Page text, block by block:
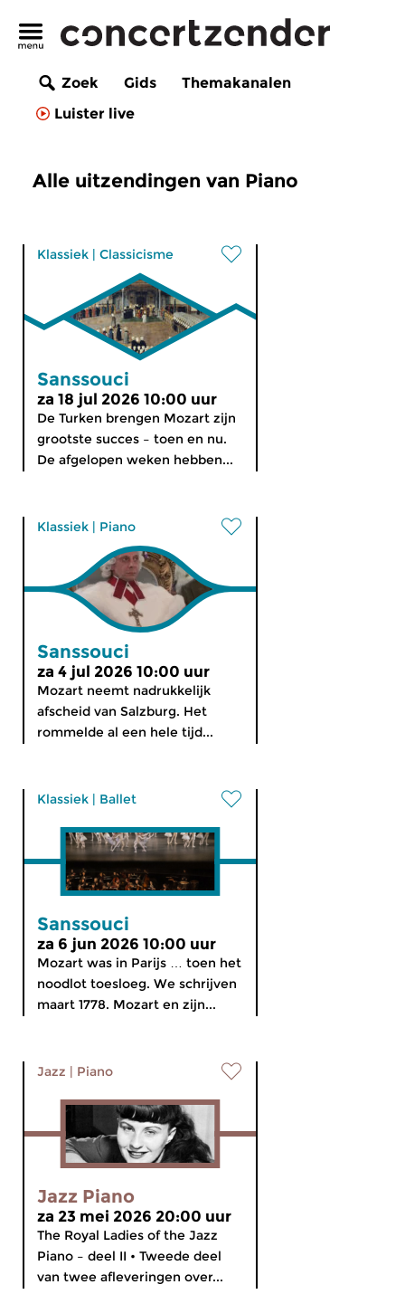
Zoek Gids
Themakanalen
Luister live
Alle uitzendingen van Piano
Klassiek | Classicisme
Sanssouci
za 18 jul 2026 10:00 uur
De Turken brengen Mozart zijn
grootste succes – toen en nu.
De afgelopen weken hebben...
Klassiek | Piano
Sanssouci
za 4 jul 2026 10:00 uur
Mozart neemt nadrukkelijk
afscheid van Salzburg. Het
rommelde al een hele tijd...
Klassiek | Ballet
Sanssouci
za 6 jun 2026 10:00 uur
Mozart was in Parijs … toen het
noodlot toesloeg. We schrijven
maart 1778. Mozart en zijn...
Jazz | Piano
Jazz Piano
za 23 mei 2026 20:00 uur
The Royal Ladies of the Jazz
Piano – deel II • Tweede deel
van twee afleveringen over...